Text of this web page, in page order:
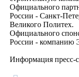
Официального
России - Санкт-
Великого Политех.
Официального
России - компанию
Информация